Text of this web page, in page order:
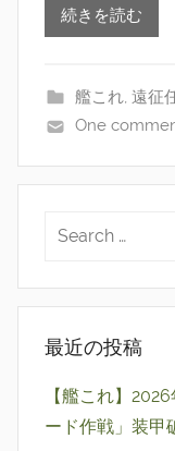
続きを読む
艦これ, 遠征
One
最近の投稿
【艦これ】
ード作戦」装甲